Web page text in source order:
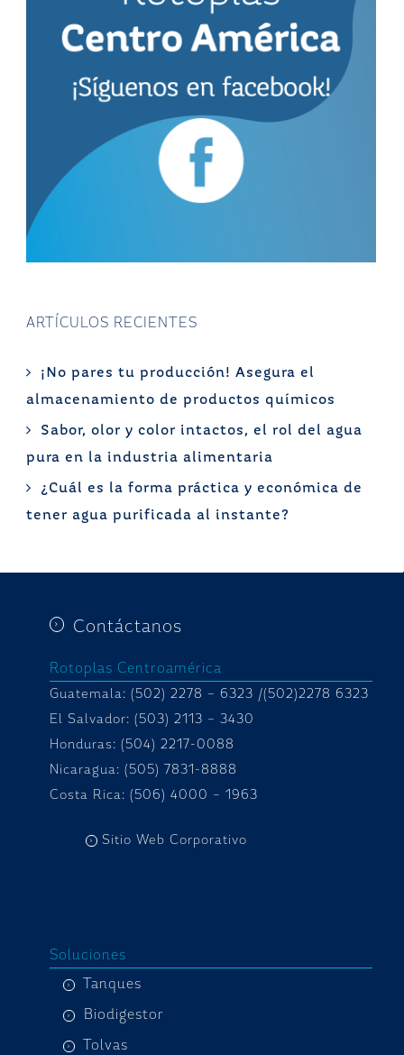
ARTÍCULOS RECIENTES
¡No pares tu producción! Asegura el
almacenamiento de productos químicos
Sabor, olor y color intactos, el rol del agua
pura en la industria alimentaria
¿Cuál es la forma práctica y económica de
tener agua purificada al instante?
Contáctanos
Rotoplas Centroamérica
Guatemala: (502) 2278 – 6323 /(502)2278 6323
El Salvador: (503) 2113 – 3430
Honduras: (504) 2217-0088
Nicaragua: (505) 7831-8888
Costa Rica: (506) 4000 – 1963
Sitio Web Corporativo
Soluciones
Tanques
Biodigestor
Tolvas